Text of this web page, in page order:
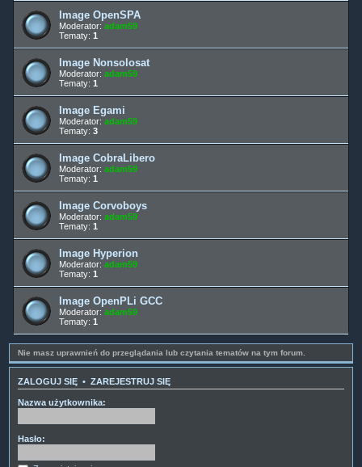
Image OpenSPA
Moderator: adam59
Tematy: 1
Image Nonsolosat
Moderator: adam59
Tematy: 1
Image Egami
Moderator: adam59
Tematy: 3
Image CobraLibero
Moderator: adam59
Tematy: 1
Image Corvoboys
Moderator: adam59
Tematy: 1
Image Hyperion
Moderator: adam59
Tematy: 1
Image OpenPLi GCC
Moderator: adam59
Tematy: 1
Nie masz uprawnień do przeglądania lub czytania tematów na tym forum.
ZALOGUJ SIĘ • ZAREJESTRUJ SIĘ
Nazwa użytkownika:
Hasło: